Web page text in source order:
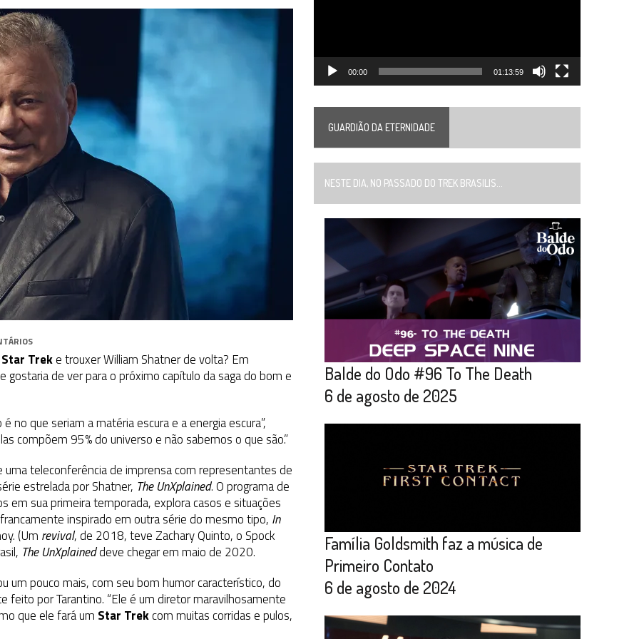
Star Treke trouxer William Shatner de volta? Em
gostaria de ver para o próximo capítulo da saga do bom e
no que seriam a matéria escura e a energia escura”,
compõem 95% do universo e não sabemos o que são.”
teleconferência de imprensa com representantes de
estrelada por Shatner, The UnXplained. O programa de
em sua primeira temporada, explora casos e situações
inspirado em outra série do mesmo tipo, In
(Um revival, de 2018, teve Zachary Quinto, o Spock
The UnXplaineddeve chegar em maio de 2020.
pouco mais, com seu bom humor característico, do
feito por Tarantino. “Ele é um diretor maravilhosamente
que ele fará um Star Trekcom muitas corridas e pulos,
00:00 01:13:59
GUARDIÃO DA ETERNIDADE
NESTE DIA, NO PASSADO DO TREK BRASILIS...
Balde do Odo #96 To The Death
6 de agosto de 2025
Família Goldsmith faz a música de
Primeiro Contato
6 de agosto de 2024